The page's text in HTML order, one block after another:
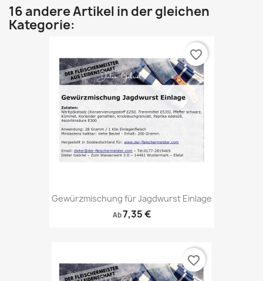
16 andere Artikel in der gleichen
Kategorie:
Gewürzmischung für Jagdwurst Einlage
Ab7,35 €
favorite_border
favorite_border